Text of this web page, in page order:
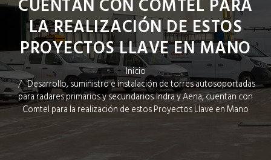
CUENTAN CON COMTEL PARA
LA REALIZACIÓN DE ESTOS
PROYECTOS LLAVE EN MANO
Inicio
Desarrollo, suministro e instalación de torres autosoportadas
para radares primarios y secundarios. Indra y Aena, cuentan con
Comtel para la realización de estos Proyectos Llave en Mano